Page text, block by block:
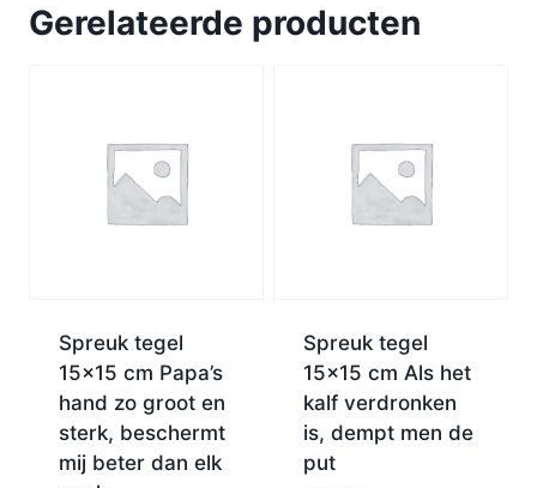
Gerelateerde producten
Spreuk tegel
15×15 cm Papa’s
hand zo groot en
sterk, beschermt
mij beter dan elk
Spreuk tegel
15×15 cm Als het
kalf verdronken
is, dempt men de
put